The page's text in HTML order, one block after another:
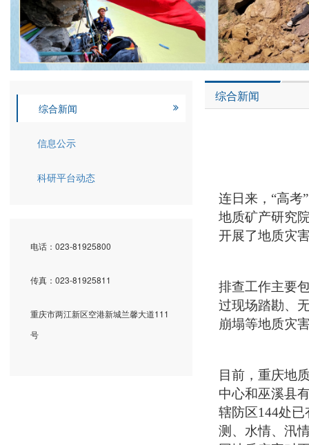
综合新闻
信息公示
科研平台动态
电话：023-81925800
传真：023-81925811
重庆市两江新区空港新城兰馨大道111
号
综合新闻
连日来， “高考
地质矿产研究
开展了地质灾
排查工作主要
过现场踏勘、
崩塌等地质灾
目前，重庆地
中心和巫溪县
辖防区144处
测、水情、汛